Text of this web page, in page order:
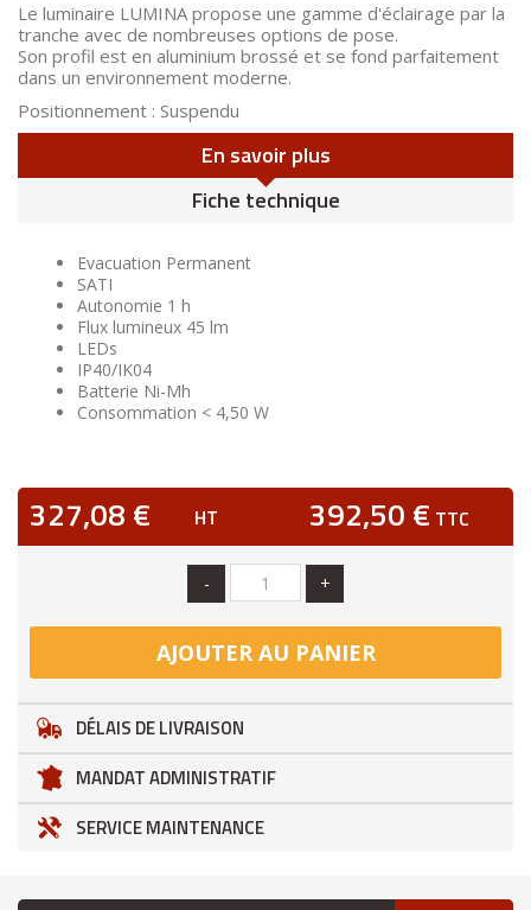
Le luminaire LUMINA propose une gamme d'éclairage par la
tranche avec de nombreuses options de pose.
Son profil est en aluminium brossé et se fond parfaitement
dans un environnement moderne.
Positionnement : Suspendu
En savoir plus
Fiche technique
Evacuation Permanent
SATI
Autonomie 1 h
Flux lumineux 45 lm
LEDs
IP40/IK04
Batterie Ni-Mh
Consommation < 4,50 W
327,08 € HT 392,50 € TTC
- +
AJOUTER AU PANIER
DÉLAIS DE LIVRAISON
MANDAT ADMINISTRATIF
SERVICE MAINTENANCE